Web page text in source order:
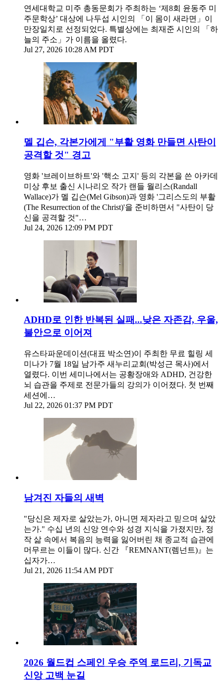
연세대학교 미주 총동문회가 주최하는 ‘제8회 윤동주 미
주문학상’ 대상에 나두섭 시인의 「이 몸이 새라면」이
만장일치로 선정되었다. 특별상에는 최재준 시인의 「하
늘의 주소」가 이름을 올렸다.
Jul 27, 2026 10:28 AM PDT
멜 깁슨, 각본가에게 "부활 영화 만들면 사탄이
공격할 것" 경고
영화 '브레이브하트'와 '핵소 고지' 등의 각본을 쓴 아카데
미상 후보 출신 시나리오 작가 랜들 월리스(Randall
Wallace)가 멜 깁슨(Mel Gibson)과 영화 '그리스도의 부활
(The Resurrection of the Christ)'을 준비하면서 "사탄이 당
신을 공격할 것"…
Jul 24, 2026 12:09 PM PDT
ADHD로 인한 반복된 실패...낮은 자존감, 우울,
불안으로 이어져
유스타파운데이션(대표 박소연)이 주최한 무료 힐링 세
미나가 7월 18일 남가주 새누리교회(박성근 목사)에서
열렸다. 이번 세미나에서는 공황장애와 ADHD, 건강한
뇌 습관을 주제로 전문가들의 강의가 이어졌다. 첫 번째
세션에…
Jul 22, 2026 01:37 PM PDT
남겨진 자들의 새벽
"당신은 제자로 살았는가, 아니면 제자라고 믿으며 살았
는가." 수십 년의 신앙 연수와 성경 지식을 가졌지만, 정
작 삶 속에서 복음의 능력을 잃어버린 채 종교적 습관에
머무르는 이들이 많다. 신간 『REMNANT(렘넌트)』는
십자가…
Jul 21, 2026 11:54 AM PDT
2026 월드컵 스페인 우승 주역 로드리, 기독교
신앙 고백 눈길